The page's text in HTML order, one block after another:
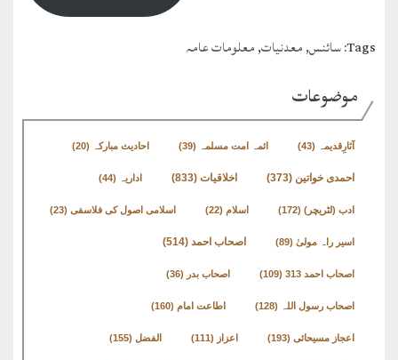
Tags: سائنس,معدنیات,معلومات عامہ
موضوعات
آثارِقدیمہ (43) ائمہ امت مسلمہ (39) احادیث مبارکہ (20)
احمدی خواتین (373) اخلاقیات (833) اداریہ (44)
ادب (لٹریچر) (172) اسلام (22) اسلامی اصول کی فلاسفی (23)
اسیر راہ مولیٰ (89) اصحاب احمد (514)
اصحاب احمد 313 (109) اصحاب بدر (36)
اصحاب رسول اللہ (128) اطاعت امام (160)
اعجاز مسیحائی (193) اعزاز (111) الفضل (155)